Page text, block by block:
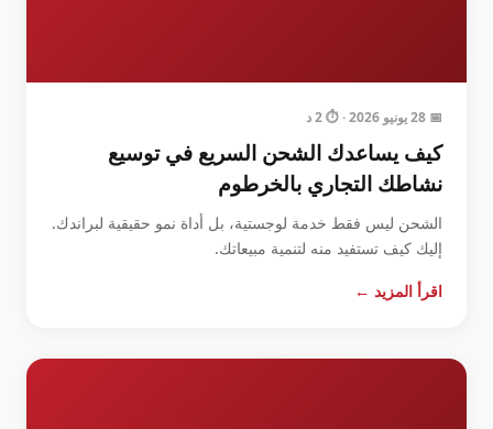
📅 28 يونيو 2026 · ⏱️ 2 د
كيف يساعدك الشحن السريع في توسيع
نشاطك التجاري بالخرطوم
الشحن ليس فقط خدمة لوجستية، بل أداة نمو حقيقية لبراندك.
إليك كيف تستفيد منه لتنمية مبيعاتك.
اقرأ المزيد ←